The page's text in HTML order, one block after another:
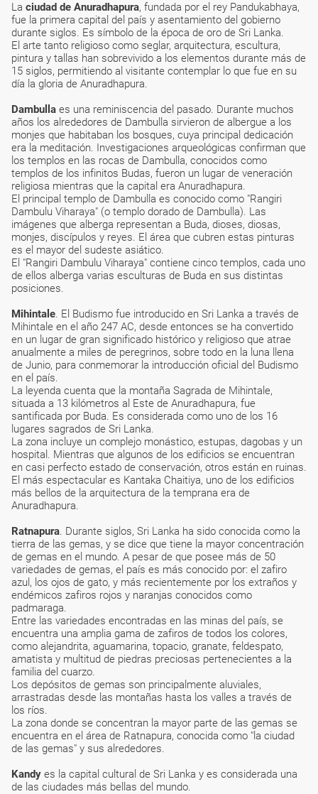
La ciudad de Anuradhapura, fundada por el rey Pandukabhaya,
fue la primera capital del país y asentamiento del gobierno
durante siglos. Es símbolo de la época de oro de Sri Lanka.
El arte tanto religioso como seglar, arquitectura, escultura,
pintura y tallas han sobrevivido a los elementos durante más de
15 siglos, permitiendo al visitante contemplar lo que fue en su
día la gloria de Anuradhapura.
Dambulla es una reminiscencia del pasado. Durante muchos
años los alrededores de Dambulla sirvieron de albergue a los
monjes que habitaban los bosques, cuya principal dedicación
era la meditación. Investigaciones arqueológicas confirman que
los templos en las rocas de Dambulla, conocidos como
templos de los infinitos Budas, fueron un lugar de veneración
religiosa mientras que la capital era Anuradhapura.
El principal templo de Dambulla es conocido como "Rangiri
Dambulu Viharaya" (o templo dorado de Dambulla). Las
imágenes que alberga representan a Buda, dioses, diosas,
monjes, discípulos y reyes. El área que cubren estas pinturas
es el mayor del sudeste asiático.
El "Rangiri Dambulu Viharaya" contiene cinco templos, cada uno
de ellos alberga varias esculturas de Buda en sus distintas
posiciones.
Mihintale. El Budismo fue introducido en Sri Lanka a través de
Mihintale en el año 247 AC, desde entonces se ha convertido
en un lugar de gran significado histórico y religioso que atrae
anualmente a miles de peregrinos, sobre todo en la luna llena
de Junio, para conmemorar la introducción oficial del Budismo
en el país.
La leyenda cuenta que la montaña Sagrada de Mihintale,
situada a 13 kilómetros al Este de Anuradhapura, fue
santificada por Buda. Es considerada como uno de los 16
lugares sagrados de Sri Lanka.
La zona incluye un complejo monástico, estupas, dagobas y un
hospital. Mientras que algunos de los edificios se encuentran
en casi perfecto estado de conservación, otros están en ruinas.
El más espectacular es Kantaka Chaitiya, uno de los edificios
más bellos de la arquitectura de la temprana era de
Anuradhapura.
Ratnapura. Durante siglos, Sri Lanka ha sido conocida como la
tierra de las gemas, y se dice que tiene la mayor concentración
de gemas en el mundo. A pesar de que posee más de 50
variedades de gemas, el país es más conocido por: el zafiro
azul, los ojos de gato, y más recientemente por los extraños y
endémicos zafiros rojos y naranjas conocidos como
padmaraga.
Entre las variedades encontradas en las minas del país, se
encuentra una amplia gama de zafiros de todos los colores,
como alejandrita, aguamarina, topacio, granate, feldespato,
amatista y multitud de piedras preciosas pertenecientes a la
familia del cuarzo.
Los depósitos de gemas son principalmente aluviales,
arrastradas desde las montañas hasta los valles a través de
los ríos.
La zona donde se concentran la mayor parte de las gemas se
encuentra en el área de Ratnapura, conocida como "la ciudad
de las gemas" y sus alrededores.
Kandy es la capital cultural de Sri Lanka y es considerada una
de las ciudades más bellas del mundo.